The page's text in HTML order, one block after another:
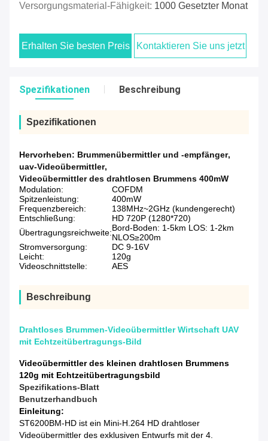
Versorgungsmaterial-Fähigkeit: 1000 Gesetzter Monat
Erhalten Sie besten Preis Kontaktieren Sie uns jetzt
Spezifikationen Beschreibung
Spezifikationen
Hervorheben: Brummenübermittler und -empfänger,
uav-Videoübermittler,
Videoübermittler des drahtlosen Brummens 400mW
Modulation:
COFDM
Spitzenleistung:
400mW
Frequenzbereich:
138MHz~2GHz (kundengerecht)
Entschließung:
HD 720P (1280*720)
Übertragungsreichweite:Bord-Boden: 1-5km LOS: 1-2km
NLOS≥200m
Stromversorgung:
DC 9-16V
Leicht:
120g
Videoschnittstelle:
AES
Beschreibung
Drahtloses Brummen-Videoübermittler Wirtschaft UAV
mit Echtzeitübertragungs-Bild
Videoübermittler des kleinen drahtlosen Brummens
120g mit Echtzeitübertragungsbild
Spezifikations-Blatt
Benutzerhandbuch
Einleitung:
ST6200BM-HD ist ein Mini-H.264 HD drahtloser
Videoübermittler des exklusiven Entwurfs mit der 4.